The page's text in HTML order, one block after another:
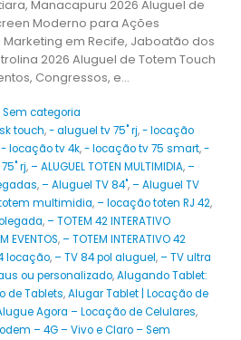
Manacapuru 2026 Aluguel de
Moderno para Ações
em Recife, Jaboatão dos
2026 Aluguel de Totem Touch
Congressos, e...
Sem categoria
touch,- aluguel tv 75" rj,- locação
- locação tv 4k,- locação tv 75 smart,-
rj,– ALUGUEL TOTEN MULTIMIDIA,–
,– Aluguel TV 84",– Aluguel TV
multimidia,– locação toten RJ 42,
,– TOTEM 42 INTERATIVO
EVENTOS,– TOTEM INTERATIVO 42
locação,– TV 84 pol aluguel,– TV ultra
ou personalizado,Alugando Tablet:
de Tablets,Alugar Tablet | Locação de
Agora – Locação de Celulares,
– 4G – Vivo e Claro – Sem